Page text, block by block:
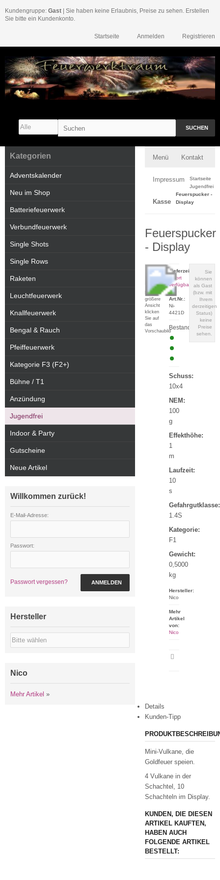
Kundengruppe: Gast | Sie haben keine Erlaubnis, Preise zu sehen. Erstellen
Sie bitte ein Kundenkonto.
Registrieren
Anmelden
Startseite
SUCHEN
Menü Kontakt
Impressum
Kasse
Startseite
Jugendfrei
Feuerspucker -
Display
Feuerspucker
- Display
Für eine
größere
Ansicht
klicken
Sie auf
das
Vorschaubild
Sie
können
als Gast
(bzw. mit
Ihrem
derzeitigen
Status)
keine
Preise
sehen.
Lieferzeit:
sofort
verfügbar
Art.Nr.:
Ni-
4421D
Bestand:
Schuss:
10x4
NEM:
100
g
Effekthöhe:
1
m
Laufzeit:
10
s
Gefahrgutklasse:
1.4S
Kategorie:
F1
Gewicht:
0,5000
kg
Hersteller:
Nico
Mehr
Artikel
von:
Nico
Details
Kunden-Tipp
Mini-Vulkane, die
Goldfeuer speien.
4 Vulkane in der
Schachtel, 10
Schachteln im Display.
KUNDEN, DIE DIESEN
ARTIKEL KAUFTEN,
HABEN AUCH
FOLGENDE ARTIKEL
BESTELLT:
Kategorien
Adventskalender
Neu im Shop
Batteriefeuerwerk
Verbundfeuerwerk
Single Shots
Single Rows
Raketen
Leuchtfeuerwerk
Knallfeuerwerk
Bengal & Rauch
Pfeiffeuerwerk
Kategorie F3 (F2+)
Bühne / T1
Anzündung
Jugendfrei
Indoor & Party
Gutscheine
Neue Artikel
Willkommen zurück!
E-Mail-Adresse:
Passwort:
Passwort vergessen? ANMELDEN
Hersteller
Nico
Mehr Artikel »